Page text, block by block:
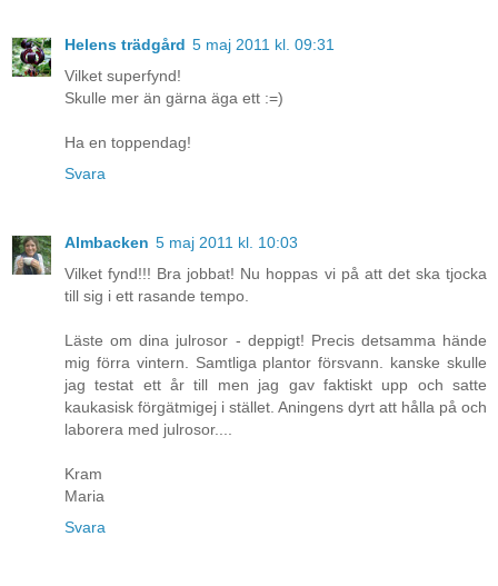
Helens trädgård 5 maj 2011 kl. 09:31
Vilket superfynd!
Skulle mer än gärna äga ett :=)
Ha en toppendag!
Svara
Almbacken 5 maj 2011 kl. 10:03
Vilket fynd!!! Bra jobbat! Nu hoppas vi på att det ska tjocka
till sig i ett rasande tempo.
Läste om dina julrosor - deppigt! Precis detsamma hände
mig förra vintern. Samtliga plantor försvann. kanske skulle
jag testat ett år till men jag gav faktiskt upp och satte
kaukasisk förgätmigej i stället. Aningens dyrt att hålla på och
laborera med julrosor....
Kram
Maria
Svara